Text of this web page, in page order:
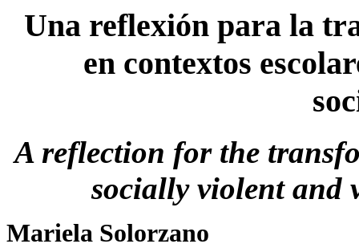
Una reflexión para la
en contextos
A reflection for the
socially violent and
Mariela Solorzano